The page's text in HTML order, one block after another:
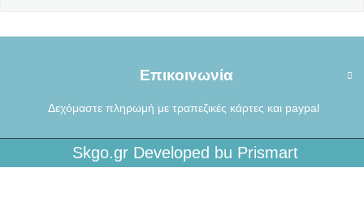
Επικοινωνία
Δεχόμαστε πληρωμή με τραπεζικές κάρτες και paypal
Skgo.gr Developed bu Prismart